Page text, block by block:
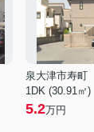
泉大津市寿町
1DK (30.91㎡)
5.2万円